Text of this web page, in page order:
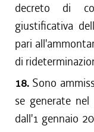
decreto di
giustificativa
pari
di
18. Sono
se generate
dall'1 gennaio